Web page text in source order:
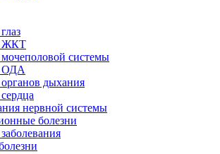
ЖКТ
системы
ОДА
дыхания
нервной системы
болезни